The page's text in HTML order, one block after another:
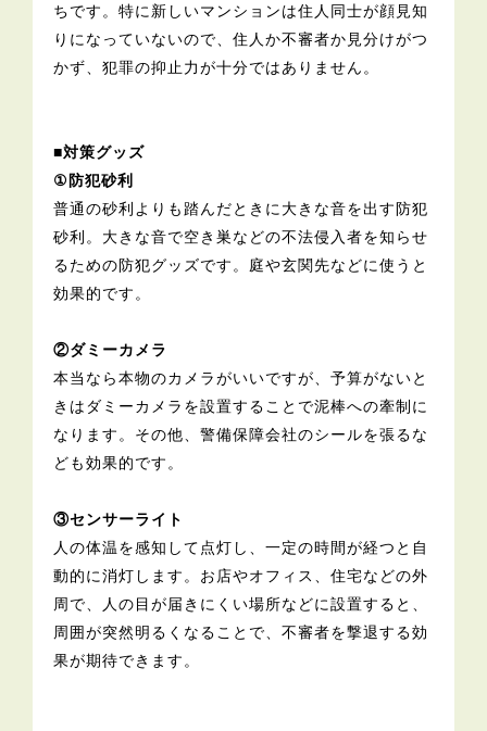
ちです。特に新しいマンションは住人同士が顔見知
りになっていないので、住人か不審者か見分けがつ
かず、犯罪の抑止力が十分ではありません。
■対策グッズ
①防犯砂利
普通の砂利よりも踏んだときに大きな音を出す防犯
砂利。大きな音で空き巣などの不法侵入者を知らせ
るための防犯グッズです。庭や玄関先などに使うと
効果的です。
②ダミーカメラ
本当なら本物のカメラがいいですが、予算がないと
きはダミーカメラを設置することで泥棒への牽制に
なります。その他、警備保障会社のシールを張るな
ども効果的です。
③センサーライト
人の体温を感知して点灯し、一定の時間が経つと自
動的に消灯します。お店やオフィス、住宅などの外
周で、人の目が届きにくい場所などに設置すると、
周囲が突然明るくなることで、不審者を撃退する効
果が期待できます。